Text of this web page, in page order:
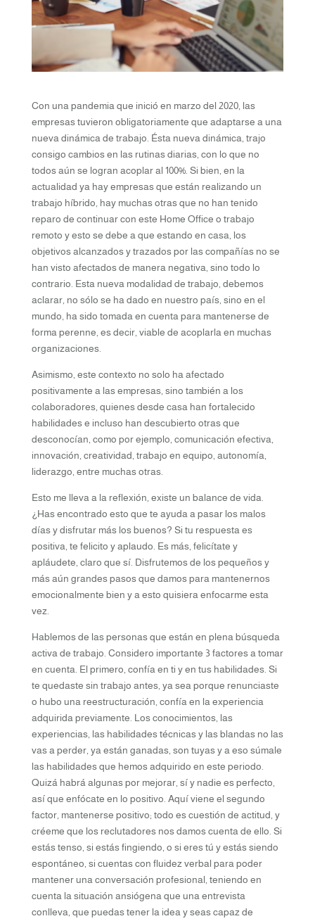
Con una pandemia que inició en marzo del 2020, las
empresas tuvieron obligatoriamente que adaptarse a una
nueva dinámica de trabajo. Ésta nueva dinámica, trajo
consigo cambios en las rutinas diarias, con lo que no
todos aún se logran acoplar al 100%. Si bien, en la
actualidad ya hay empresas que están realizando un
trabajo híbrido, hay muchas otras que no han tenido
reparo de continuar con este Home Office o trabajo
remoto y esto se debe a que estando en casa, los
objetivos alcanzados y trazados por las compañías no se
han visto afectados de manera negativa, sino todo lo
contrario. Esta nueva modalidad de trabajo, debemos
aclarar, no sólo se ha dado en nuestro país, sino en el
mundo, ha sido tomada en cuenta para mantenerse de
forma perenne, es decir, viable de acoplarla en muchas
organizaciones.
Asimismo, este contexto no solo ha afectado
positivamente a las empresas, sino también a los
colaboradores, quienes desde casa han fortalecido
habilidades e incluso han descubierto otras que
desconocían, como por ejemplo, comunicación efectiva,
innovación, creatividad, trabajo en equipo, autonomía,
liderazgo, entre muchas otras.
Esto me lleva a la reflexión, existe un balance de vida.
¿Has encontrado esto que te ayuda a pasar los malos
días y disfrutar más los buenos? Si tu respuesta es
positiva, te felicito y aplaudo. Es más, felicítate y
apláudete, claro que sí. Disfrutemos de los pequeños y
más aún grandes pasos que damos para mantenernos
emocionalmente bien y a esto quisiera enfocarme esta
vez.
Hablemos de las personas que están en plena búsqueda
activa de trabajo. Considero importante 3 factores a tomar
en cuenta. El primero, confía en ti y en tus habilidades. Si
te quedaste sin trabajo antes, ya sea porque renunciaste
o hubo una reestructuración, confía en la experiencia
adquirida previamente. Los conocimientos, las
experiencias, las habilidades técnicas y las blandas no las
vas a perder, ya están ganadas, son tuyas y a eso súmale
las habilidades que hemos adquirido en este periodo.
Quizá habrá algunas por mejorar, sí y nadie es perfecto,
así que enfócate en lo positivo. Aquí viene el segundo
factor, mantenerse positivo; todo es cuestión de actitud, y
créeme que los reclutadores nos damos cuenta de ello. Si
estás tenso, si estás fingiendo, o si eres tú y estás siendo
espontáneo, si cuentas con fluidez verbal para poder
mantener una conversación profesional, teniendo en
cuenta la situación ansiógena que una entrevista
conlleva, que puedas tener la idea y seas capaz de